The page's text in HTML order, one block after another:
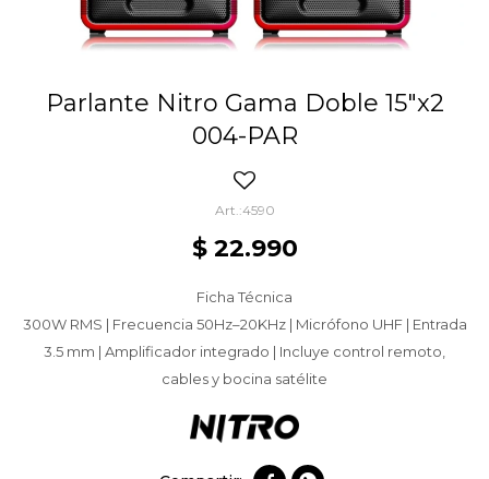
Parlante Nitro Gama Doble 15"x2
004-PAR
4590
$ 22.990
Ficha Técnica
300W RMS | Frecuencia 50Hz–20KHz | Micrófono UHF | Entrada
3.5 mm | Amplificador integrado | Incluye control remoto,
cables y bocina satélite